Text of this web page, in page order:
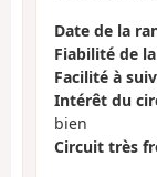
Date de la
Fiabilité de
Facilité à
Intérêt du
bien
Circuit très